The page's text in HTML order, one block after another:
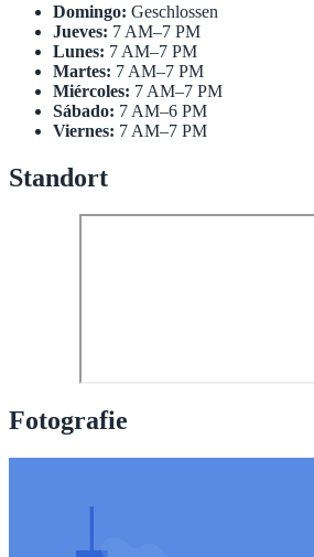
Domingo: Geschlossen
Jueves: 7 AM–7 PM
Lunes: 7 AM–7 PM
Martes: 7 AM–7 PM
Miércoles: 7 AM–7 PM
Sábado: 7 AM–6 PM
Viernes: 7 AM–7 PM
Standort
Fotografie